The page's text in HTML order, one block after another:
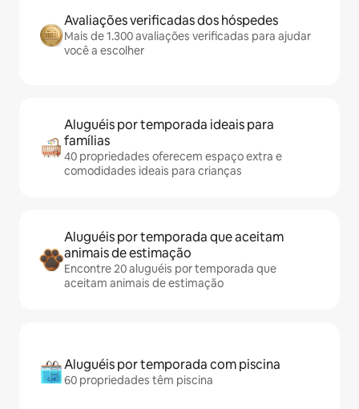
Avaliações verificadas dos hóspedes
Mais de 1.300 avaliações verificadas para ajudar
você a escolher
Aluguéis por temporada ideais para
famílias
40 propriedades oferecem espaço extra e
comodidades ideais para crianças
Aluguéis por temporada que aceitam
animais de estimação
Encontre 20 aluguéis por temporada que
aceitam animais de estimação
Aluguéis por temporada com piscina
60 propriedades têm piscina